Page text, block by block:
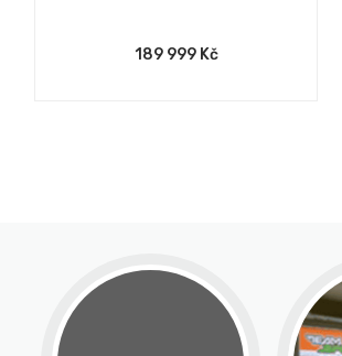
189 999 Kč